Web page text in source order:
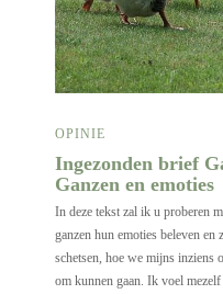
OPINIE
Ingezonden brief
Ganzen en emoties
In deze tekst zal ik u proberen
ganzen hun emoties beleven
schetsen, hoe we mijns inziens
om kunnen gaan. Ik voel